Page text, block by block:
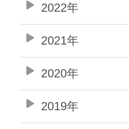
2022年
2021年
2020年
2019年